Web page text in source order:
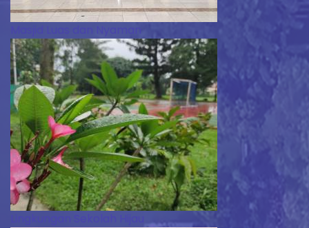
Masjid Luas dan Nyaman
Lingkungan Sekolah Hijau